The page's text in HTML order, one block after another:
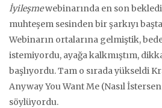
İyileşmewebinarında en son
muhteşem sesinden bir şarkıyı
Webinarın ortalarına gelmiştik,
istemiyordu, ayağa kalkmıştım,
başlıyordu. Tam o sırada yükseldi
Anyway You Want Me (Nasıl
söylüyordu.